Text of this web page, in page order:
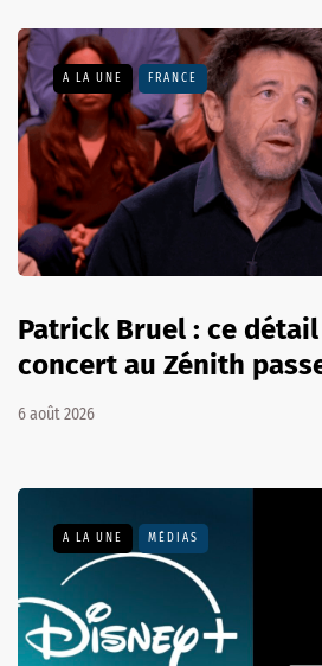
A LA UNE FRANCE
Patrick Bruel : ce
concert au Zénith
6 août 2026
A LA UNE MÉDIAS